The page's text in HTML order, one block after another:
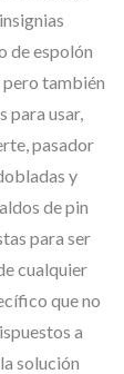
de espolón
pero también
para usar,
pasador
y
de pin
para ser
cualquier
que no
a
solución